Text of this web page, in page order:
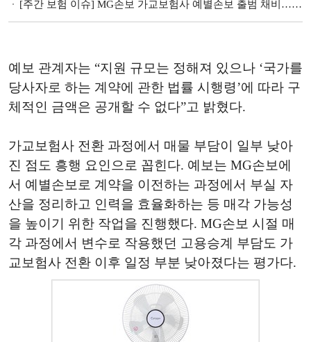
[주간 보험 이슈] MG손보 가교보험사 예별손보 출범 채비…인수 가능성은 '제로' 外
예보 관계자는 “지원 규모는 정해져 있으나 ‘국가를
당사자로 하는 계약에 관한 법률 시행령’에 따라 구
체적인 금액은 공개할 수 없다”고 밝혔다.
가교보험사 전환 과정에서 매물 부담이 일부 낮아
진 점도 흥행 요인으로 꼽힌다. 예보는 MG손보에
서 예별손보로 계약을 이전하는 과정에서 부실 자
산을 정리하고 인력을 효율화하는 등 매각 가능성
을 높이기 위한 작업을 진행했다. MG손보 시절 매
각 과정에서 변수로 작용했던 고용승계 부담도 가
교보험사 전환 이후 일정 부분 낮아졌다는 평가다.